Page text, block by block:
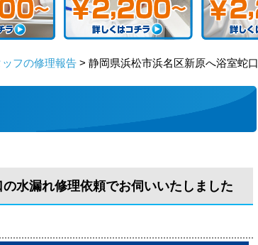
ッフの修理報告 > 静岡県浜松市浜名区新原へ浴室蛇
水漏れ修理依頼でお伺いいたしました